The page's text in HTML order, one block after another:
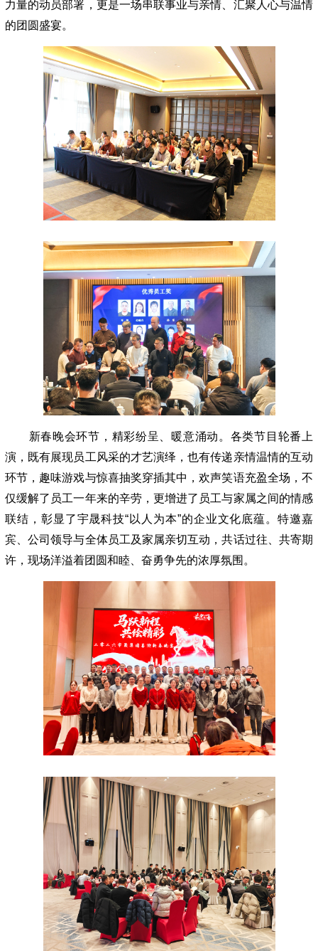
力量的动员部署，更是一场串联事业与亲情、 汇聚人心与温情
的团圆盛宴。
新春晚会环节，精彩纷呈、暖意涌动。各类节目轮番上
演，既有展现员工风采的才艺演绎，也有传递亲情温情的互动
环节，趣味游戏与惊喜抽奖穿插其中，欢声笑语充盈全场，不
仅缓解了员工一年来的辛劳，更增进了员工与家属之间的情感
联结，彰显了宇晟科技“以人为本”的企业文化底蕴。特邀嘉
宾、公司领导与全体员工及家属亲切互动，共话过往、共寄期
许，现场洋溢着团圆和睦、奋勇争先的浓厚氛围。